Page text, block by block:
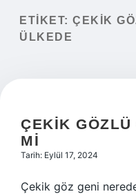
Yasal Uyarı
ETIKET: ÇEKIK
ÜLKEDE
ÇEKIK
MI
Tarih: Eylül 17, 2024
Çekik göz geni